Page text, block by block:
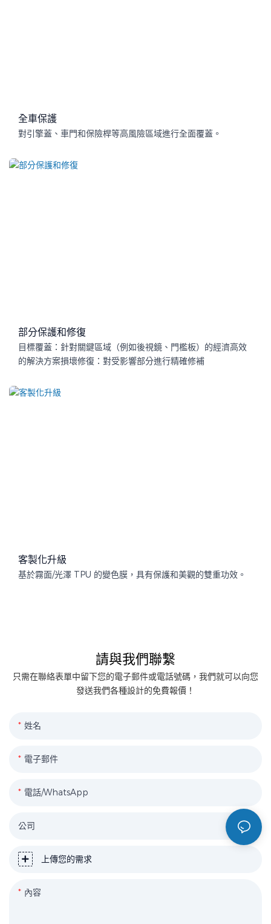
全車保護
對引擎蓋、車門和保險桿等高風險區域進行全面覆蓋。
部分保護和修復
目標覆蓋：針對關鍵區域（例如後視鏡、門檻板）的經濟高效
的解決方案損壞修復：對受影響部分進行精確修補
客製化升級
基於霧面/光澤 TPU 的變色膜，具有保護和美觀的雙重功效。
請與我們聯繫
只需在聯絡表單中留下您的電子郵件或電話號碼，我們就可以向您
發送我們各種設計的免費報價！
姓名
電子郵件
電話/WhatsApp
公司
上傳您的需求
內容